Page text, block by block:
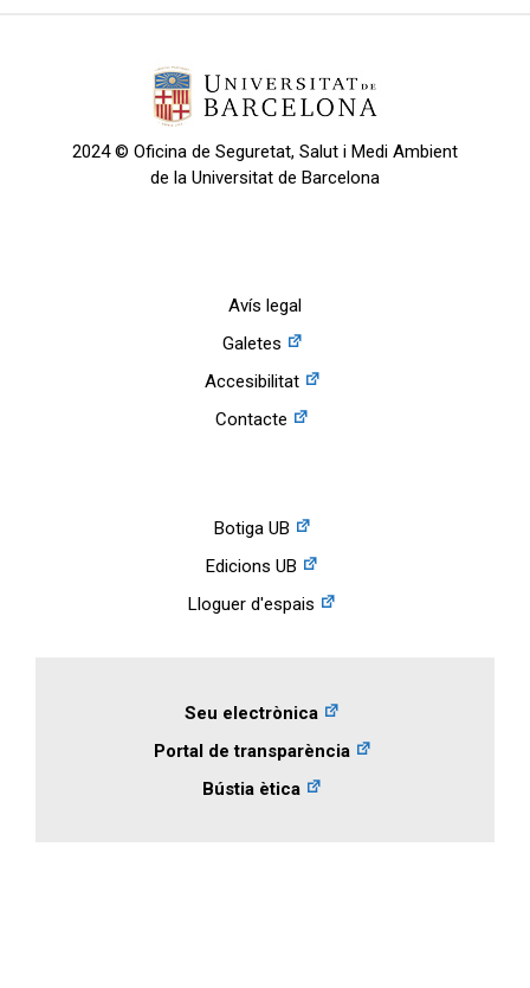
2024 © Oficina de Seguretat, Salut i Medi Ambient
de la Universitat de Barcelona
Avís legal
Galetes
Accesibilitat
Contacte
Botiga UB
Edicions UB
Lloguer d'espais
Seu electrònica
Portal de transparència
Bústia ètica